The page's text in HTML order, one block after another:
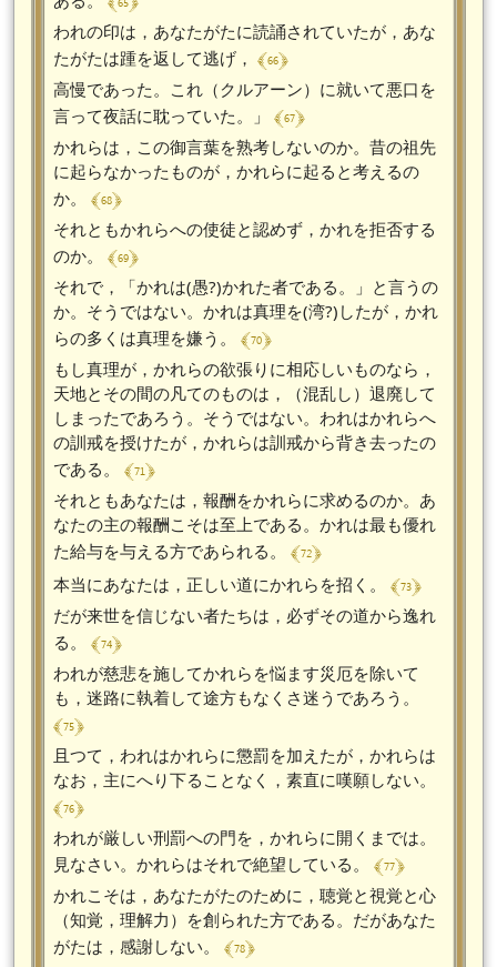
われの印は，あなたがたに読誦されていたが，あな
たがたは踵を返して逃げ， ﴾ 66 ﴿
高慢であった。これ（クルアーン）に就いて悪口を
言って夜話に耽っていた。」 ﴾ 67 ﴿
かれらは，この御言葉を熟考しないのか。昔の祖先
に起らなかったものが，かれらに起ると考えるの
か。 ﴾ 68 ﴿
それともかれらへの使徒と認めず，かれを拒否する
のか。 ﴾ 69 ﴿
それで，「かれは(愚?)かれた者である。」と言うの
か。そうではない。かれは真理を(湾?)したが，かれ
らの多くは真理を嫌う。 ﴾ 70 ﴿
もし真理が，かれらの欲張りに相応しいものなら，
天地とその間の凡てのものは，（混乱し）退廃して
しまったであろう。そうではない。われはかれらへ
の訓戒を授けたが，かれらは訓戒から背き去ったの
である。 ﴾ 71 ﴿
それともあなたは，報酬をかれらに求めるのか。あ
なたの主の報酬こそは至上である。かれは最も優れ
た給与を与える方であられる。 ﴾ 72 ﴿
本当にあなたは，正しい道にかれらを招く。 ﴾ 73 ﴿
だが来世を信じない者たちは，必ずその道から逸れ
る。 ﴾ 74 ﴿
われが慈悲を施してかれらを悩ます災厄を除いて
も，迷路に執着して途方もなくさ迷うであろう。
﴾ 75 ﴿
且つて，われはかれらに懲罰を加えたが，かれらは
なお，主にへり下ることなく，素直に嘆願しない。
﴾ 76 ﴿
われが厳しい刑罰への門を，かれらに開くまでは。
見なさい。かれらはそれで絶望している。 ﴾ 77 ﴿
かれこそは，あなたがたのために，聴覚と視覚と心
（知覚，理解力）を創られた方である。だがあなた
がたは，感謝しない。 ﴾ 78 ﴿